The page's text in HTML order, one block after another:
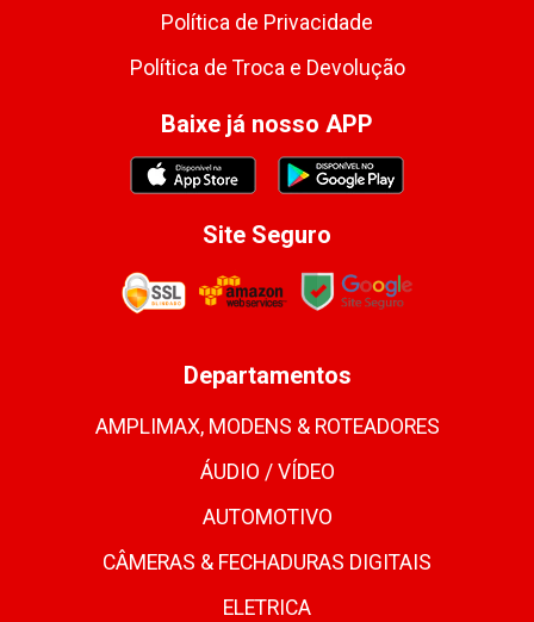
Política de Privacidade
Política de Troca e Devolução
Baixe já nosso APP
Site Seguro
Departamentos
AMPLIMAX, MODENS & ROTEADORES
ÁUDIO / VÍDEO
AUTOMOTIVO
CÂMERAS & FECHADURAS DIGITAIS
ELETRICA